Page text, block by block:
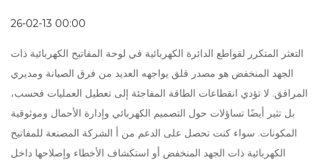
26-02-13 00:00
التعثر المتكرر لقواطع الدائرة الكهربائية في لوحة المفاتيح الكهربائية ذات
الجهد المنخفض هو مصدر قلق يواجهه العديد من فرق الصيانة ومديري
المرافق. لا تؤدي انقطاعات الطاقة المفاجئة إلى تعطيل العمليات فحسب،
بل تثير أيضًا تساؤلات حول التصميم الكهربائي وإدارة الأحمال وموثوقية
المكونات. سواء كنت تحصل على الدعم من أ الشركة المصنعة للمفاتيح
الكهربائية ذات الجهد المنخفض أو استكشاف الأخطاء وإصلاحها داخل